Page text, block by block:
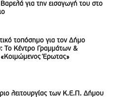
για την εισαγωγή του στο
τοπόσημο για τον Δήμο
Το Κέντρο Γραμμάτων &
«Κοιμώμενος Έρωτας»
λειτουργίας των Κ.Ε.Π. Δήμου